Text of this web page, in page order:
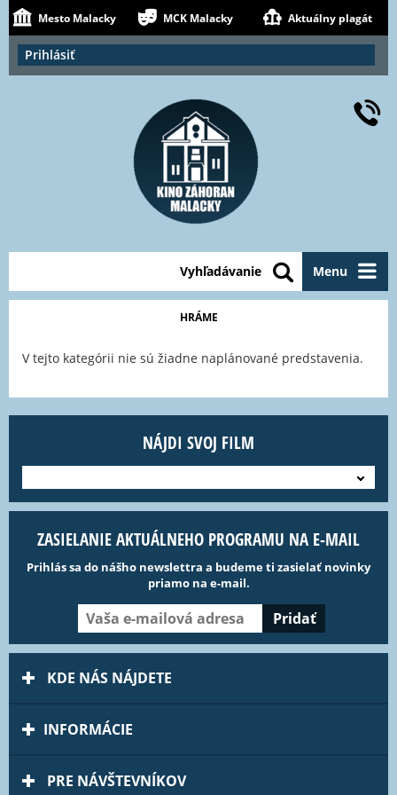
Mesto Malacky MCK Malacky Aktuálny plagát
Prihlásiť
Menu
Vyhľadávanie
HRÁME
V tejto kategórii nie sú žiadne naplánované predstavenia.
NÁJDI SVOJ FILM
ZASIELANIE AKTUÁLNEHO PROGRAMU NA E-MAIL
Prihlás sa do nášho newslettra a budeme ti zasielať novinky
priamo na e-mail.
KDE NÁS NÁJDETE
INFORMÁCIE
PRE NÁVŠTEVNÍKOV